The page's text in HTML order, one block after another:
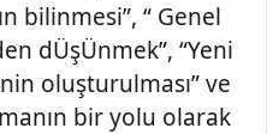
bilinmesi”, “ Genel
dÜşÜnmek”, “Yeni
oluşturulması” ve
bir yolu olarak